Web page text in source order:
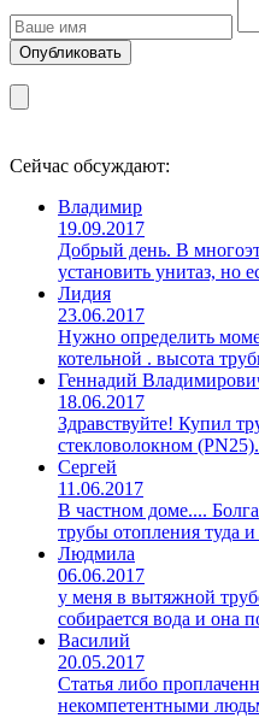
Сейчас обсуждают:
Владимир
19.09.2017
Добрый день. В
установить унитаз, но
Лидия
23.06.2017
Нужно определить
котельной . высота
Геннадий
18.06.2017
Здравствуйте! Купил
стекловолокном
Сергей
11.06.2017
В частном доме....
трубы отопления туда
Людмила
06.06.2017
у меня в вытяжной
собирается вода и она
Василий
20.05.2017
Статья либо
некомпетентными